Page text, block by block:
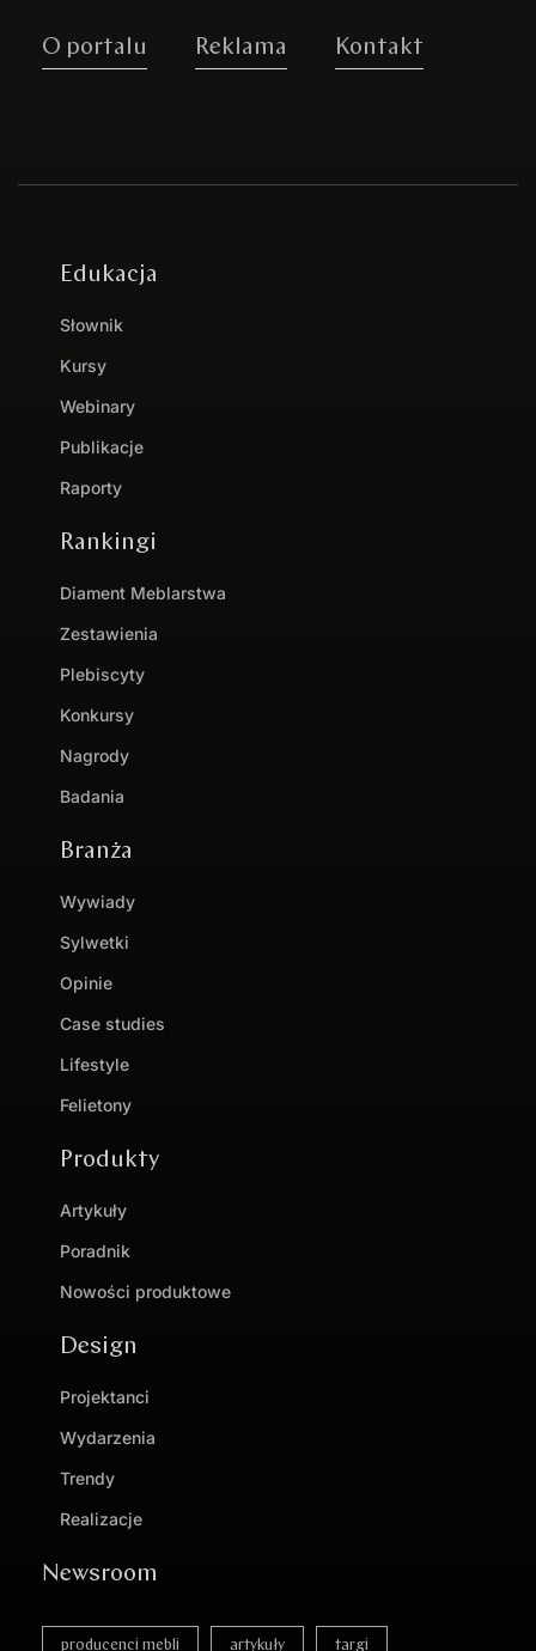
O portalu Reklama Kontakt
Edukacja
Słownik
Kursy
Webinary
Publikacje
Raporty
Rankingi
Diament Meblarstwa
Zestawienia
Plebiscyty
Konkursy
Nagrody
Badania
Branża
Wywiady
Sylwetki
Opinie
Case studies
Lifestyle
Felietony
Produkty
Artykuły
Poradnik
Nowości produktowe
Design
Projektanci
Wydarzenia
Trendy
Realizacje
Newsroom
producenci mebli artykuły targi